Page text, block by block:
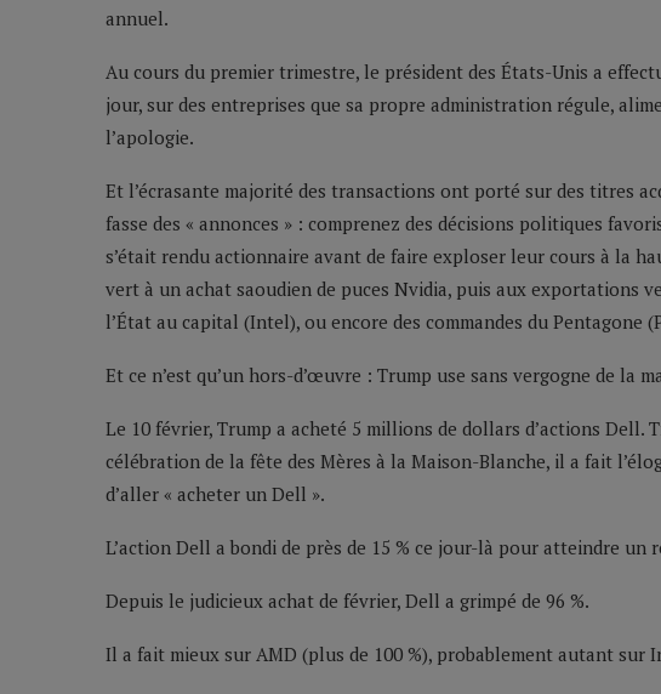
annuel.
Au cours du premier trimestre, le président des États-Unis a
jour, sur des entreprises que sa propre administration régule,
l’apologie.
Et l’écrasante majorité des transactions ont porté sur des titres
fasse des « annonces » : comprenez des décisions politiques
s’était rendu actionnaire avant de faire exploser leur cours à la
vert à un achat saoudien de puces Nvidia, puis aux exportations
l’État au capital (Intel), ou encore des commandes du Pentagone
Et ce n’est qu’un hors-d’œuvre : Trump use sans vergogne de la
Le 10 février, Trump a acheté 5 millions de dollars d’actions Dell.
célébration de la fête des Mères à la Maison-Blanche, il a fait
d’aller « acheter un Dell ».
L’action Dell a bondi de près de 15 % ce jour-là pour atteindre un
Depuis le judicieux achat de février, Dell a grimpé de 96 %.
Il a fait mieux sur AMD (plus de 100 %), probablement autant sur